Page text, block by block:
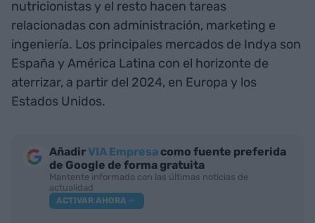
nutricionistas y el resto hacen tareas
relacionadas con administración, marketing e
ingeniería. Los principales mercados de Indya son
España y América Latina con el horizonte de
aterrizar, a partir del 2024, en Europa y los
Estados Unidos.
AñadirVIA Empresa como fuente preferida
de Google de forma gratuita
Mantente informado con las últimas noticias de
actualidad
ACTIVAR AHORA